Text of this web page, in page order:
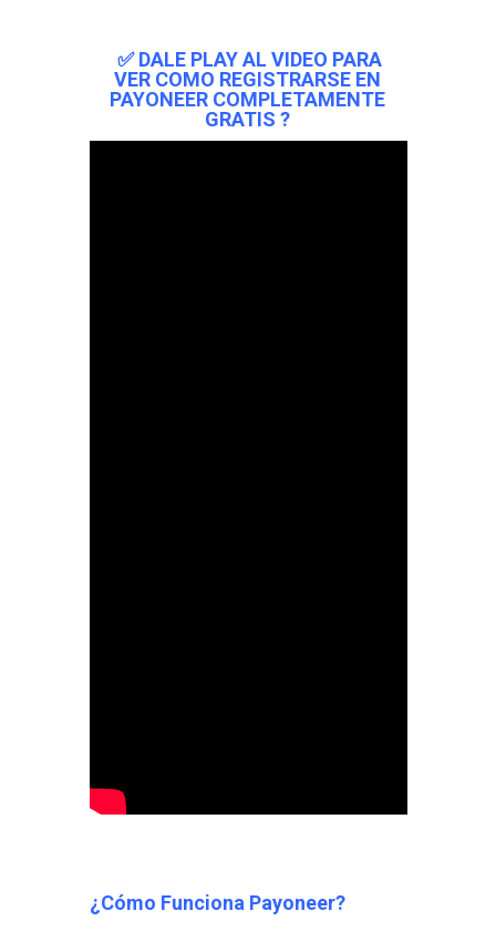
✅ DALE PLAY AL VIDEO PARA
VER COMO REGISTRARSE EN
PAYONEER COMPLETAMENTE
GRATIS ?
¿Cómo Funciona Payoneer?